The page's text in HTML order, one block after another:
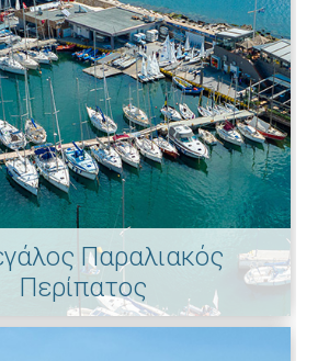
Παραλιακός
Περίπατος